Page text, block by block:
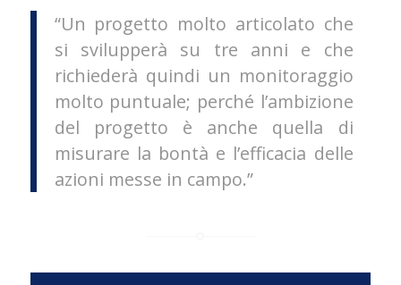
“Un progetto molto articolato che
si svilupperà su tre anni e che
richiederà quindi un monitoraggio
molto puntuale; perché l’ambizione
del progetto è anche quella di
misurare la bontà e l’efficacia delle
azioni messe in campo.”